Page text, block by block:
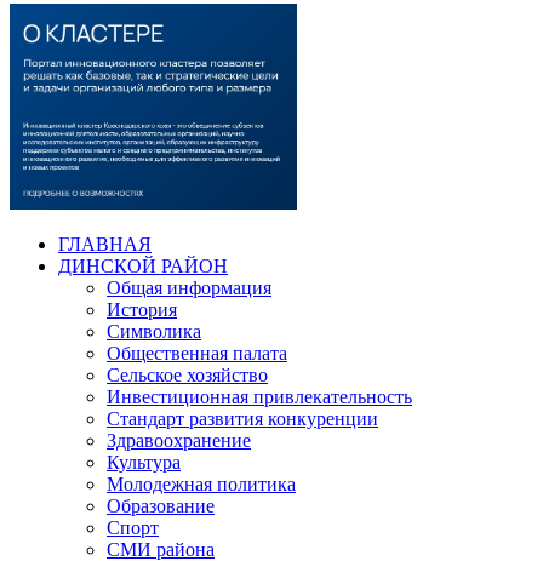
ГЛАВНАЯ
ДИНСКОЙ РАЙОН
Общая информация
История
Символика
Общественная палата
Сельское хозяйство
Инвестиционная привлекательность
Стандарт развития конкуренции
Здравоохранение
Культура
Молодежная политика
Образование
Спорт
СМИ района